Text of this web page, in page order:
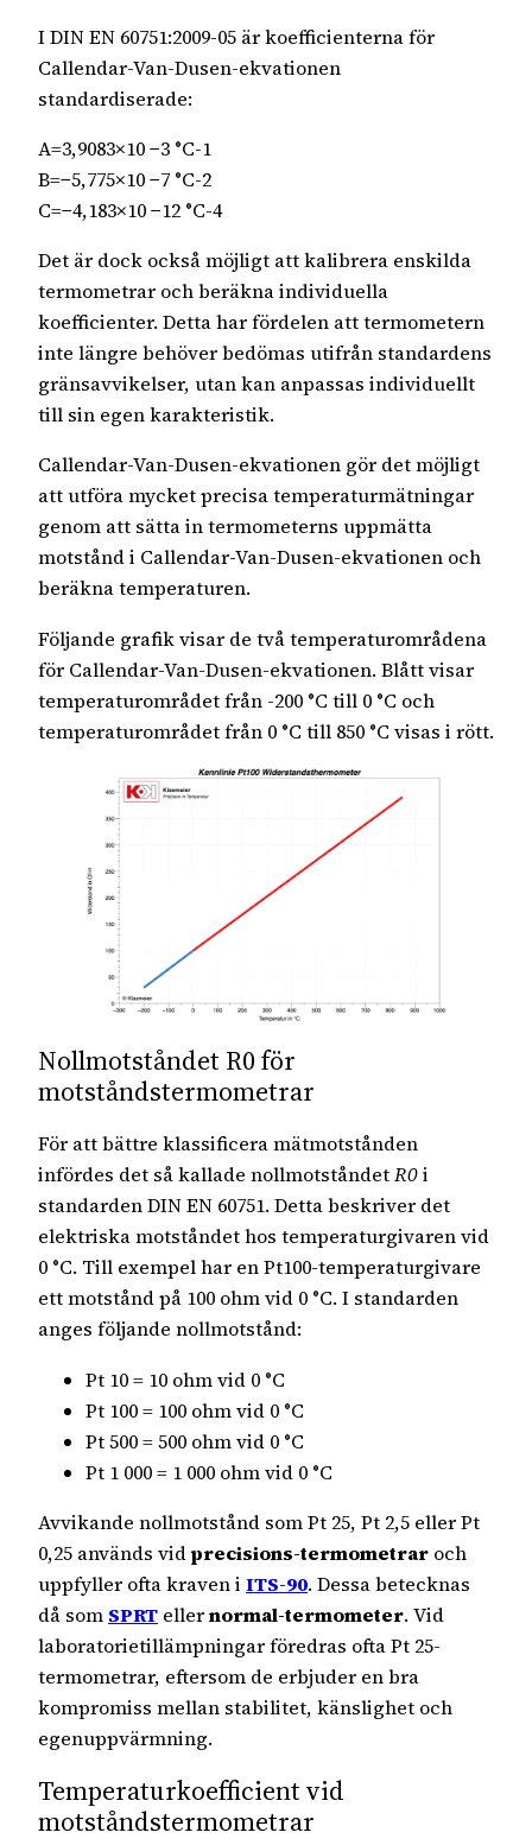
I DIN EN 60751:2009-05 är koefficienterna för
Callendar-Van-Dusen-ekvationen
standardiserade:
A=3,9083×10 −3 °C-1
B=−5,775×10 −7 °C-2
C=−4,183×10 −12 °C-4
Det är dock också möjligt att kalibrera enskilda
termometrar och beräkna individuella
koefficienter. Detta har fördelen att termometern
inte längre behöver bedömas utifrån standardens
gränsavvikelser, utan kan anpassas individuellt
till sin egen karakteristik.
Callendar-Van-Dusen-ekvationen gör det möjligt
att utföra mycket precisa temperaturmätningar
genom att sätta in termometerns uppmätta
motstånd i Callendar-Van-Dusen-ekvationen och
beräkna temperaturen.
Följande grafik visar de två temperaturområdena
för Callendar-Van-Dusen-ekvationen. Blått visar
temperaturområdet från -200 °C till 0 °C och
temperaturområdet från 0 °C till 850 °C visas i rött.
Nollmotståndet R0 för
motståndstermometrar
För att bättre klassificera mätmotstånden
infördes det så kallade nollmotståndetR0i
standarden DIN EN 60751. Detta beskriver det
elektriska motståndet hos temperaturgivaren vid
0 °C. Till exempel har en Pt100-temperaturgivare
ett motstånd på 100 ohm vid 0 °C. I standarden
anges följande nollmotstånd:
Pt 10 = 10 ohm vid 0 °C
Pt 100 = 100 ohm vid 0 °C
Pt 500 = 500 ohm vid 0 °C
Pt 1 000 = 1 000 ohm vid 0 °C
Avvikande nollmotstånd som Pt 25, Pt 2,5 eller Pt
0,25 används vidprecisions-termometrar och
uppfyller ofta kraven i ITS-90. Dessa betecknas
då som SPRT ellernormal-termometer. Vid
laboratorietillämpningar föredras ofta Pt 25-
termometrar, eftersom de erbjuder en bra
kompromiss mellan stabilitet, känslighet och
egenuppvärmning.
Temperaturkoefficient vid
motståndstermometrar